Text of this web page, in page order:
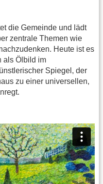
die Gemeinde und lädt
zentrale Themen wie
Heute ist es
als Ölbild im
Spiegel, der
zu einer universellen,